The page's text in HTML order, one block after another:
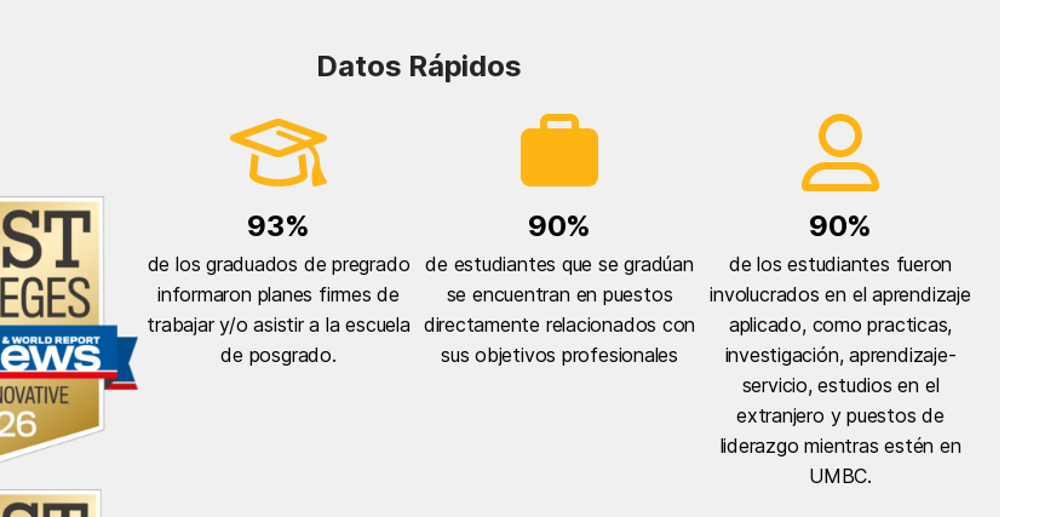
Datos Rápidos
93%
de los graduados de pregrado
informaron planes firmes de
trabajar y/o asistir a la escuela
de posgrado.
90%
de estudiantes que se gradúan
se encuentran en puestos
directamente relacionados con
sus objetivos profesionales
90%
de los estudiantes fueron
involucrados en el aprendizaje
aplicado, como practicas,
investigación, aprendizaje-
servicio, estudios en el
extranjero y puestos de
liderazgo mientras estén en
UMBC.